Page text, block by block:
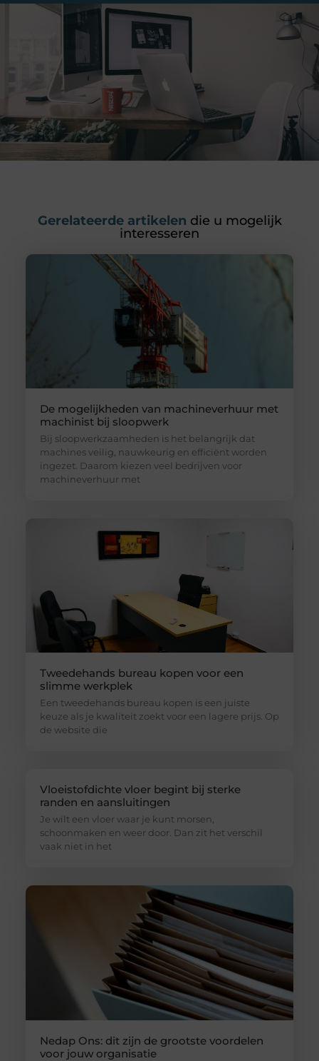
Gerelateerde artikelen die u mogelijk
interesseren
De mogelijkheden van machineverhuur met
machinist bij sloopwerk
Bij sloopwerkzaamheden is het belangrijk dat
machines veilig, nauwkeurig en efficiënt worden
ingezet. Daarom kiezen veel bedrijven voor
machineverhuur met
Tweedehands bureau kopen voor een
slimme werkplek
Een tweedehands bureau kopen is een juiste
keuze als je kwaliteit zoekt voor een lagere prijs. Op
de website die
Vloeistofdichte vloer begint bij sterke
randen en aansluitingen
Je wilt een vloer waar je kunt morsen,
schoonmaken en weer door. Dan zit het verschil
vaak niet in het
Nedap Ons: dit zijn de grootste voordelen
voor jouw organisatie